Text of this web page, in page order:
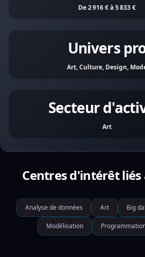
De 2 916 € à 5 833 €
Univers
Art, Culture, Design,
Secteur
Art
Centres d'intérêt liés
Analyse de données Art Big
Modélisation